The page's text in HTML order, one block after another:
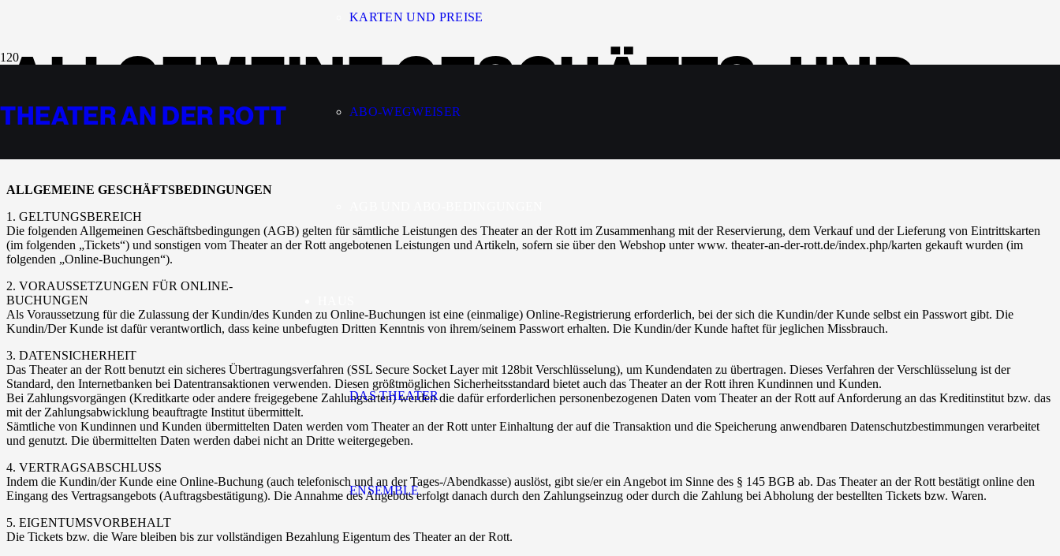
THEATER AN DER ROTT
KARTEN UND PREISE
ABO-WEGWEISER
DAS THEATER
ENSEMBLE
ALLGEMEINE GESCHÄFTS- UND
ABO-BEDINGUNGEN
ALLGEMEINE GESCHÄFTSBEDINGUNGEN
1. GELTUNGSBEREICH
Die folgenden Allgemeinen Geschäftsbedingungen (AGB) gelten für sämtliche Leistungen des Theater an der Rott im Zusammenhang mit der Reservierung, dem Verkauf und der Lieferung von Eintrittskarten
(im folgenden „Tickets“) und sonstigen vom Theater an der Rott angebotenen Leistungen und Artikeln, sofern sie über den Webshop unter www. theater-an-der-rott.de/index.php/karten gekauft wurden (im
folgenden „Online-Buchungen“).
2. VORAUSSETZUNGEN FÜR ONLINE-
BUCHUNGEN
Als Voraussetzung für die Zulassung der Kundin/des Kunden zu Online-Buchungen ist eine (einmalige) Online-Registrierung erforderlich, bei der sich die Kundin/der Kunde selbst ein Passwort gibt. Die
Kundin/Der Kunde ist dafür verantwortlich, dass keine unbefugten Dritten Kenntnis von ihrem/seinem Passwort erhalten. Die Kundin/der Kunde haftet für jeglichen Missbrauch.
3. DATENSICHERHEIT
Das Theater an der Rott benutzt ein sicheres Übertragungsverfahren (SSL Secure Socket Layer mit 128bit Verschlüsselung), um Kundendaten zu übertragen. Dieses Verfahren der Verschlüsselung ist der
Standard, den Internetbanken bei Datentransaktionen verwenden. Diesen größtmöglichen Sicherheitsstandard bietet auch das Theater an der Rott ihren Kundinnen und Kunden.
Bei Zahlungsvorgängen (Kreditkarte oder andere freigegebene Zahlungsarten) werden die dafür erforderlichen personenbezogenen Daten vom Theater an der Rott auf Anforderung an das Kreditinstitut bzw. das
mit der Zahlungsabwicklung beauftragte Institut übermittelt.
Sämtliche von Kundinnen und Kunden übermittelten Daten werden vom Theater an der Rott unter Einhaltung der auf die Transaktion und die Speicherung anwendbaren Datenschutzbestimmungen verarbeitet
und genutzt. Die übermittelten Daten werden dabei nicht an Dritte weitergegeben.
4. VERTRAGSABSCHLUSS
Indem die Kundin/der Kunde eine Online-Buchung (auch telefonisch und an der Tages-/Abendkasse) auslöst, gibt sie/er ein Angebot im Sinne des § 145 BGB ab. Das Theater an der Rott bestätigt online den
Eingang des Vertragsangebots (Auftragsbestätigung). Die Annahme des Angebots erfolgt danach durch den Zahlungseinzug oder durch die Zahlung bei Abholung der bestellten Tickets bzw. Waren.
5. EIGENTUMSVORBEHALT
Die Tickets bzw. die Ware bleiben bis zur vollständigen Bezahlung Eigentum des Theater an der Rott.